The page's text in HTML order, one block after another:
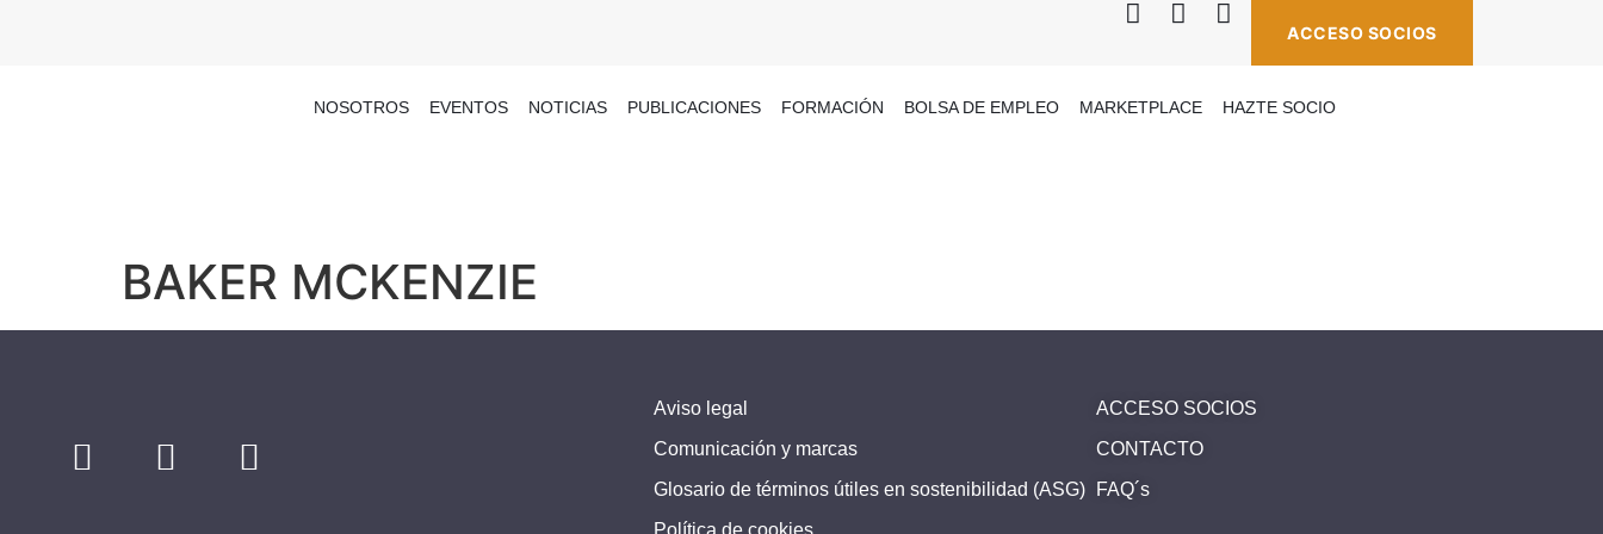
ACCESO SOCIOS
NOSOTROS EVENTOS NOTICIAS PUBLICACIONES FORMACIÓN BOLSA DE EMPLEO MARKETPLACE HAZTE SOCIO
BAKER MCKENZIE
Aviso legal
Comunicación y marcas
Glosario de términos útiles en sostenibilidad (ASG)
Política de cookies
ACCESO SOCIOS
CONTACTO
FAQ´s